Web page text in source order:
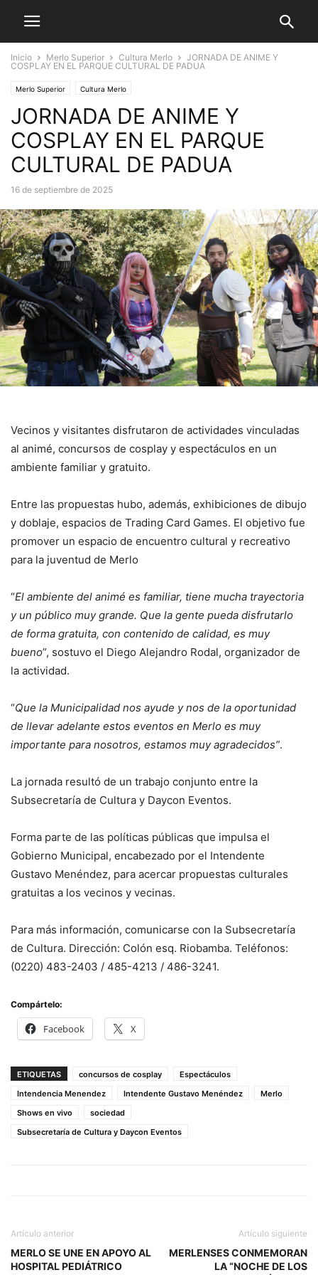
Inicio Merlo Superior Cultura Merlo
JORNADA DE ANIME Y
COSPLAY EN EL PARQUE CULTURAL DE PADUA
Merlo Superior Cultura Merlo
JORNADA DE ANIME Y
COSPLAY EN EL PARQUE
CULTURAL DE PADUA
16 de septiembre de 2025
Vecinos y visitantes disfrutaron de actividades vinculadas
al animé, concursos de cosplay y espectáculos en un
ambiente familiar y gratuito.
Entre las propuestas hubo, además, exhibiciones de dibujo
y doblaje, espacios de Trading Card Games. El objetivo fue
promover un espacio de encuentro cultural y recreativo
para la juventud de Merlo
“El ambiente del animé es familiar, tiene mucha trayectoria
y un público muy grande. Que la gente pueda disfrutarlo
de forma gratuita, con contenido de calidad, es muy
bueno”, sostuvo el Diego Alejandro Rodal, organizador de
la actividad.
“Que la Municipalidad nos ayude y nos de la oportunidad
de llevar adelante estos eventos en Merlo es muy
importante para nosotros, estamos muy agradecidos”.
La jornada resultó de un trabajo conjunto entre la
Subsecretaría de Cultura y Daycon Eventos.
Forma parte de las políticas públicas que impulsa el
Gobierno Municipal, encabezado por el Intendente
Gustavo Menéndez, para acercar propuestas culturales
gratuitas a los vecinos y vecinas.
Para más información, comunicarse con la Subsecretaría
de Cultura. Dirección: Colón esq. Riobamba. Teléfonos:
(0220) 483-2403 / 485-4213 / 486-3241.
Compártelo:
Facebook X
ETIQUETAS concursos de cosplay
Espectáculos
Intendencia Menendez
Intendente Gustavo Menéndez
Merlo
Shows en vivo
sociedad
Subsecretaría de Cultura y Daycon Eventos
Artículo anterior
MERLO SE UNE EN APOYO AL
HOSPITAL PEDIÁTRICO
Artículo siguiente
MERLENSES CONMEMORAN
LA “NOCHE DE LOS